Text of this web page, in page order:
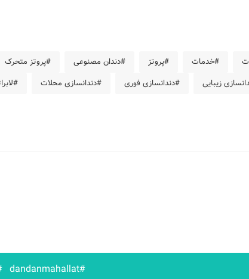
#خدمات #پروتز #دندان مصنوعی #پروتز متحرک
زیبایی #دندانسازی فوری #دندانسازی محلات
#dandanmahallat